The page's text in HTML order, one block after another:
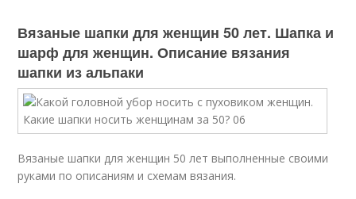
Вязаные шапки для женщин 50 лет. Шапка и
шарф для женщин. Описание вязания
шапки из альпаки
Вязаные шапки для женщин 50 лет выполненные своими
руками по описаниям и схемам вязания.